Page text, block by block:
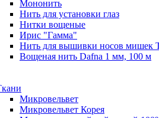
Мононить
Нить для установки глаз
Нитки вощеные
Ирис "Гамма"
Нить для вышивки носов мишек
Вощеная нить Dafna 1 мм, 100 м
Микровельвет
Микровельвет Корея